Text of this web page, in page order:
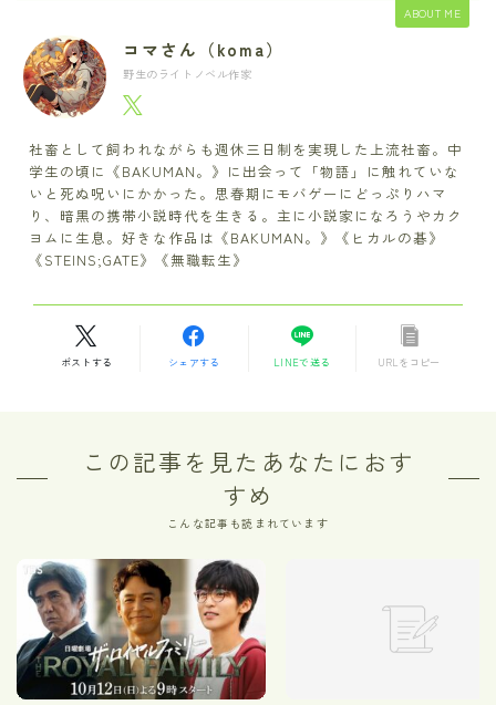
ABOUT ME
コマさん（koma）
野生のライトノベル作家
社畜として飼われながらも週休三日制を実現した上流社畜。中
学生の頃に《BAKUMAN。》に出会って「物語」に触れていな
いと死ぬ呪いにかかった。思春期にモバゲーにどっぷりハマ
り、暗黒の携帯小説時代を生きる。主に小説家になろうやカク
ヨムに生息。好きな作品は《BAKUMAN。》《ヒカルの碁》
《STEINS;GATE》《無職転生》
ポストする シェアする LINEで送る URLをコピー
この記事を見たあなたにおす
すめ
こんな記事も読まれています